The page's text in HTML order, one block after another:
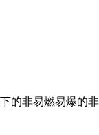
的非易燃易爆的